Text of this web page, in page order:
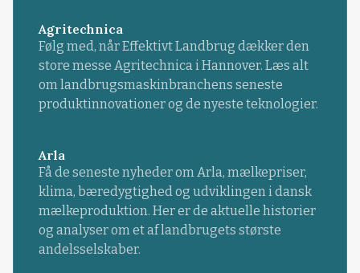
Agritechnica
Følg med, når Effektivt Landbrug dækker den
store messe Agritechnica i Hannover. Læs alt
om landbrugsmaskinbranchens seneste
produktinnovationer og de nyeste teknologier.
Arla
Få de seneste nyheder om Arla, mælkepriser,
klima, bæredygtighed og udviklingen i dansk
mælkeproduktion. Her er de aktuelle historier
og analyser om et af landbrugets største
andelsselskaber.